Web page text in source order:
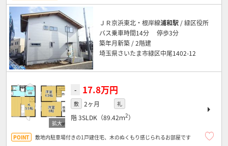
ＪＲ京浜東北・根岸線浦和駅 / 緑区役所
バス乗車時間14分 停歩3分
築年月新築 / 2階建
埼玉県さいたま市緑区中尾1402-12
- 17.8万円
敷 2ヶ月 礼
階3SLDK（89.42ｍ2）
敷地内駐車場付きの1戸建住宅、木のぬくもり感じられるお部屋です